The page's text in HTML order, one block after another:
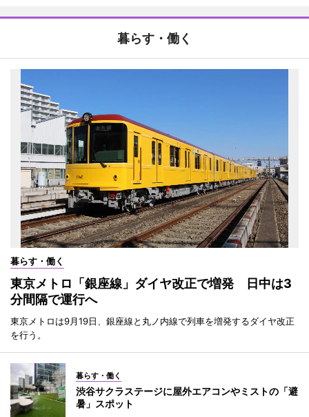
暮らす・働く
暮らす・働く
東京メトロ「銀座線」ダイヤ改正で増発 日中は3
分間隔で運行へ
東京メトロは9月19日、銀座線と丸ノ内線で列車を増発するダイヤ改正
を行う。
暮らす・働く
渋谷サクラステージに屋外エアコンやミストの「避
暑」スポット